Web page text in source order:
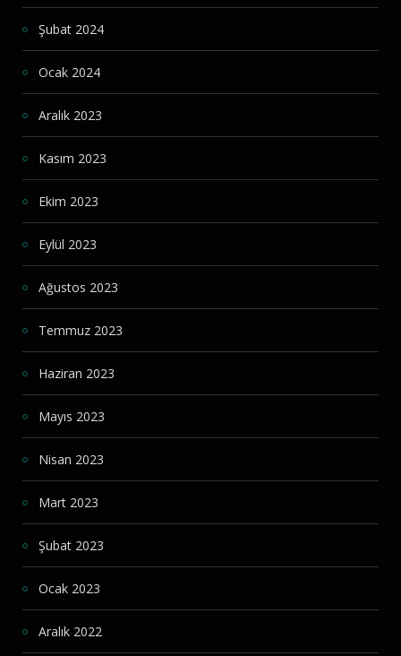
Şubat 2024
Ocak 2024
Aralık 2023
Kasım 2023
Ekim 2023
Eylül 2023
Ağustos 2023
Temmuz 2023
Haziran 2023
Mayıs 2023
Nisan 2023
Mart 2023
Şubat 2023
Ocak 2023
Aralık 2022